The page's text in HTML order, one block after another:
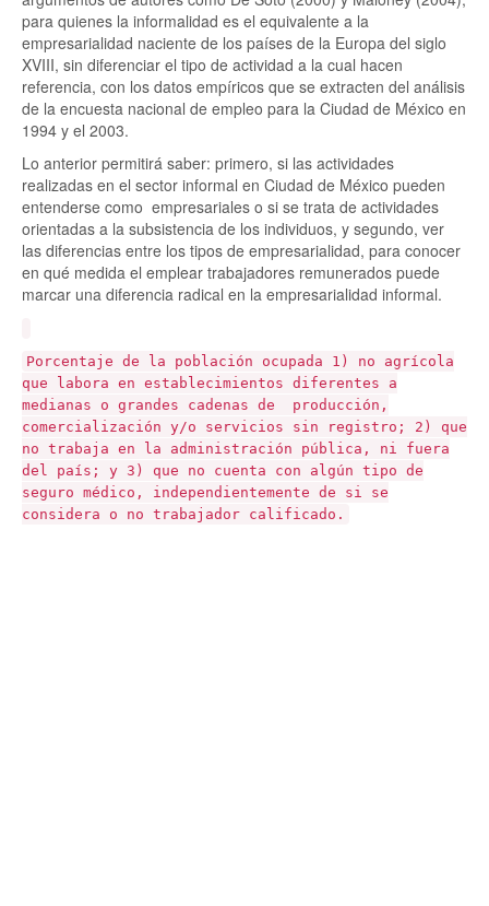
para quienes la informalidad es el equivalente a la
empresarialidad naciente de los países de la Europa del siglo
XVIII, sin diferenciar el tipo de actividad a la cual hacen
referencia, con los datos empíricos que se extracten del análisis
de la encuesta nacional de empleo para la Ciudad de México en
1994 y el 2003.
Lo anterior permitirá saber: primero, si las actividades
realizadas en el sector informal en Ciudad de México pueden
entenderse como empresariales o si se trata de actividades
orientadas a la subsistencia de los individuos, y segundo, ver
las diferencias entre los tipos de empresarialidad, para conocer
en qué medida el emplear trabajadores remunerados puede
marcar una diferencia radical en la empresarialidad informal.
Porcentaje de la población ocupada 1) no agrícola
que labora en establecimientos diferentes a
medianas o grandes cadenas de producción,
comercialización y/o servicios sin registro; 2) que
no trabaja en la administración pública, ni fuera
del país; y 3) que no cuenta con algún tipo de
seguro médico, independientemente de si se
considera o no trabajador calificado.